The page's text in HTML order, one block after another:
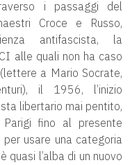
i passaggi del
Croce e Russo,
antifascista, la
alle quali non ha caso
a Mario Socrate,
il 1956, l’inizio
libertario mai pentito,
fino al presente
usare una categoria
quasi l’alba di un nuovo